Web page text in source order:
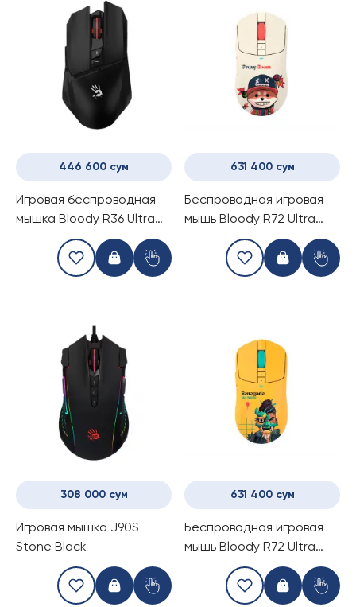
446 600 сум
Игровая беспроводная
мышка Bloody R36 Ultra
Stone Black
631 400 сум
Беспроводная игровая
мышь Bloody R72 Ultra
Duo Proxy Boom
308 000 сум
Игровая мышка J90S
Stone Black
631 400 сум
Беспроводная игровая
мышь Bloody R72 Ultra
Duo Renegade Sunset